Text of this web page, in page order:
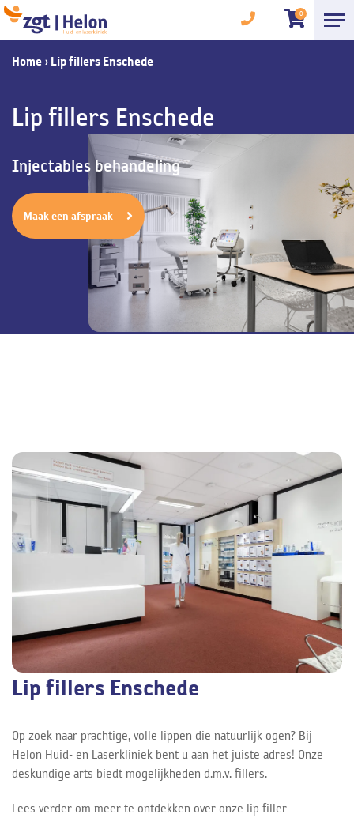
0
Home › Lip fillers Enschede
Lip fillers Enschede
Injectables behandeling
Maak een afspraak
Lip fillers Enschede
Op zoek naar prachtige, volle lippen die natuurlijk ogen? Bij
Helon Huid- en Laserkliniek bent u aan het juiste adres! Onze
deskundige arts biedt mogelijkheden d.m.v. fillers.
Lees verder om meer te ontdekken over onze lip filler